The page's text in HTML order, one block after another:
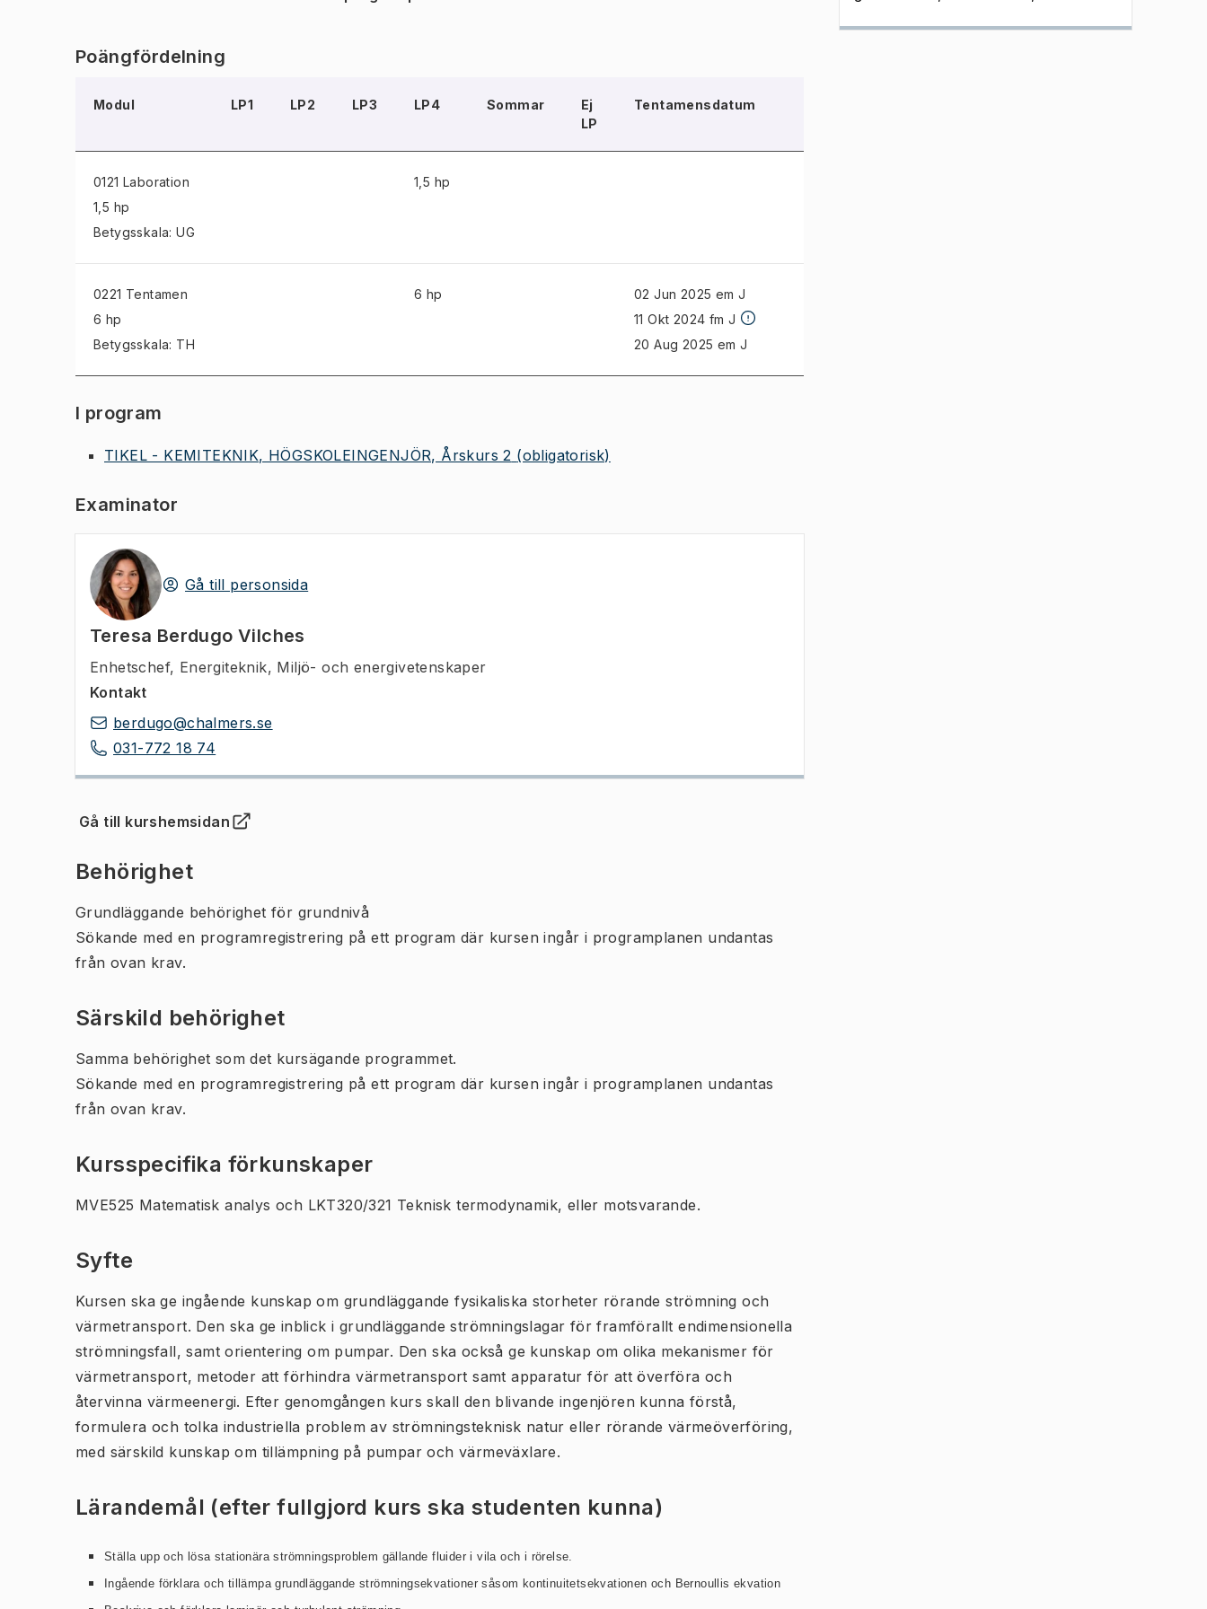
Poängfördelning
Modul LP1 LP2 LP3 LP4 Sommar
Ej
LP
Tentamensdatum
0121 Laboration
1,5 hp
Betygsskala: UG
1,5 hp
0221 Tentamen
6 hp
Betygsskala: TH
6 hp
02 Jun 2025 em J
11 Okt 2024 fm J
20 Aug 2025 em J
I program
TIKEL - KEMITEKNIK, HÖGSKOLEINGENJÖR, Årskurs 2 (obligatorisk)
Examinator
Gå till personsida
Teresa Berdugo Vilches
Enhetschef, Energiteknik, Miljö- och energivetenskaper
Kontakt
berdugo@chalmers.se
031-772 18 74
Gå till kurshemsidan
(Öppnas i ny flik)
Behörighet
Grundläggande behörighet för grundnivå
Sökande med en programregistrering på ett program där kursen ingår i programplanen undantas
från ovan krav.
Särskild behörighet
Samma behörighet som det kursägande programmet.
Sökande med en programregistrering på ett program där kursen ingår i programplanen undantas
från ovan krav.
Kursspecifika förkunskaper
MVE525 Matematisk analys och LKT320/321 Teknisk termodynamik, eller motsvarande.
Syfte
Kursen ska ge ingående kunskap om grundläggande fysikaliska storheter rörande strömning och
värmetransport. Den ska ge inblick i grundläggande strömningslagar för framförallt endimensionella
strömningsfall, samt orientering om pumpar. Den ska också ge kunskap om olika mekanismer för
värmetransport, metoder att förhindra värmetransport samt apparatur för att överföra och
återvinna värmeenergi. Efter genomgången kurs skall den blivande ingenjören kunna förstå,
formulera och tolka industriella problem av strömningsteknisk natur eller rörande värmeöverföring,
med särskild kunskap om tillämpning på pumpar och värmeväxlare.
Lärandemål (efter fullgjord kurs ska studenten kunna)
Ställa upp och lösa stationära strömningsproblem gällande fluider i vila och i rörelse.
Ingående förklara och tillämpa grundläggande strömningsekvationer såsom kontinuitetsekvationen och Bernoullis ekvation